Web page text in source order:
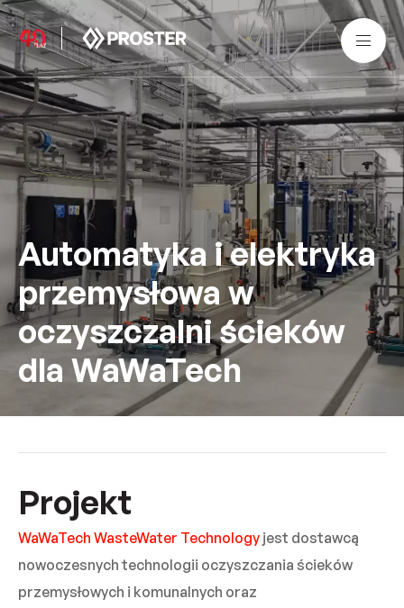
Automatyka i elektryka
przemysłowa w
oczyszczalni ścieków
dla WaWaTech
Projekt
WaWaTech WasteWater Technology jest dostawcą
nowoczesnych technologii oczyszczania ścieków
przemysłowych i komunalnych oraz